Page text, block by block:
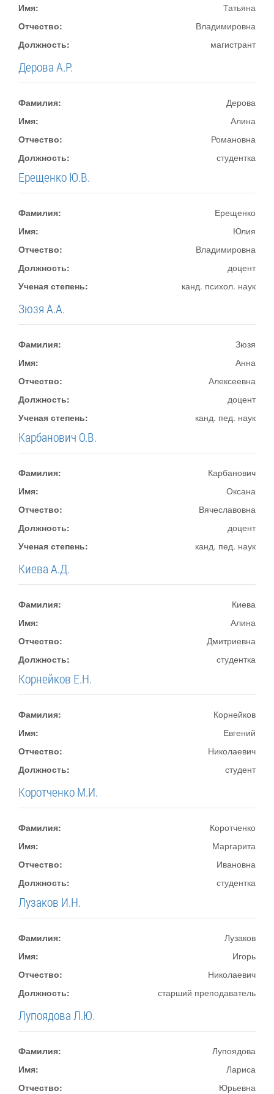
Имя:
Татьяна
Отчество:
Владимировна
Должность:
магистрант
Дерова А.Р.
Фамилия:
Дерова
Имя:
Алина
Отчество:
Романовна
Должность:
студентка
Ерещенко Ю.В.
Фамилия:
Ерещенко
Имя:
Юлия
Отчество:
Владимировна
Должность:
доцент
Ученая степень:
канд. психол. наук
Зюзя А.А.
Фамилия:
Зюзя
Имя:
Анна
Отчество:
Алексеевна
Должность:
доцент
Ученая степень:
канд. пед. наук
Карбанович О.В.
Фамилия:
Карбанович
Имя:
Оксана
Отчество:
Вячеславовна
Должность:
доцент
Ученая степень:
канд. пед. наук
Киева А.Д.
Фамилия:
Киева
Имя:
Алина
Отчество:
Дмитриевна
Должность:
студентка
Корнейков Е.Н.
Фамилия:
Корнейков
Имя:
Евгений
Отчество:
Николаевич
Должность:
студент
Коротченко М.И.
Фамилия:
Коротченко
Имя:
Маргарита
Отчество:
Ивановна
Должность:
студентка
Лузаков И.Н.
Фамилия:
Лузаков
Имя:
Игорь
Отчество:
Николаевич
Должность:
старший преподаватель
Лупоядова Л.Ю.
Фамилия:
Лупоядова
Имя:
Лариса
Отчество:
Юрьевна